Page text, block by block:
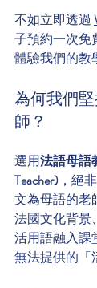
不如立即透過
子預約一次免
體驗我們的教
為何我們
師？
選用法語母語
Teacher) ，絕
文為母語的老
法國文化背景
活用語融入課
無法提供的「